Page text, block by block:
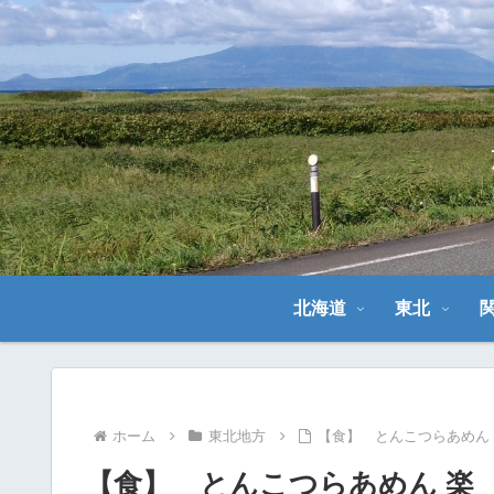
北海道 東北
ホーム 東北地方 【食】 とんこつらあ
【食】 とんこつらあめん